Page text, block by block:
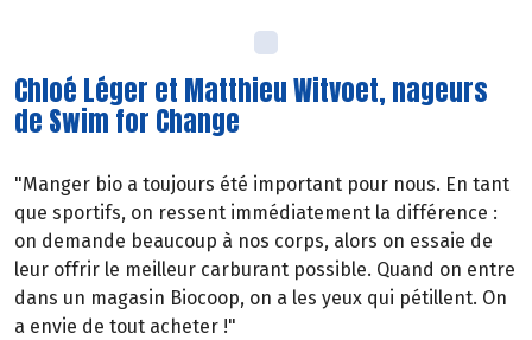
Chloé Léger et Matthieu Witvoet, nageurs
de Swim for Change
"Manger bio a toujours été important pour nous. En tant
que sportifs, on ressent immédiatement la différence :
on demande beaucoup à nos corps, alors on essaie de
leur offrir le meilleur carburant possible. Quand on entre
dans un magasin Biocoop, on a les yeux qui pétillent. On
a envie de tout acheter !"